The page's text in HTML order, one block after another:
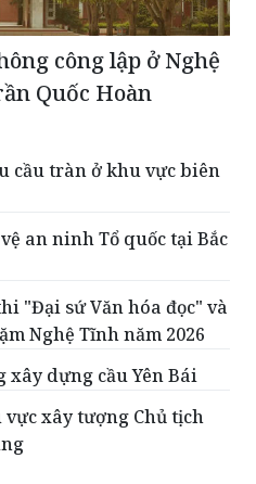
công lập ở Nghệ
Quốc Hoàn
cầu tràn ở khu vực biên
an ninh Tổ quốc tại Bắc
"Đại sứ Văn hóa đọc" và
Nghệ Tĩnh năm 2026
xây dựng cầu Yên Bái
xây tượng Chủ tịch